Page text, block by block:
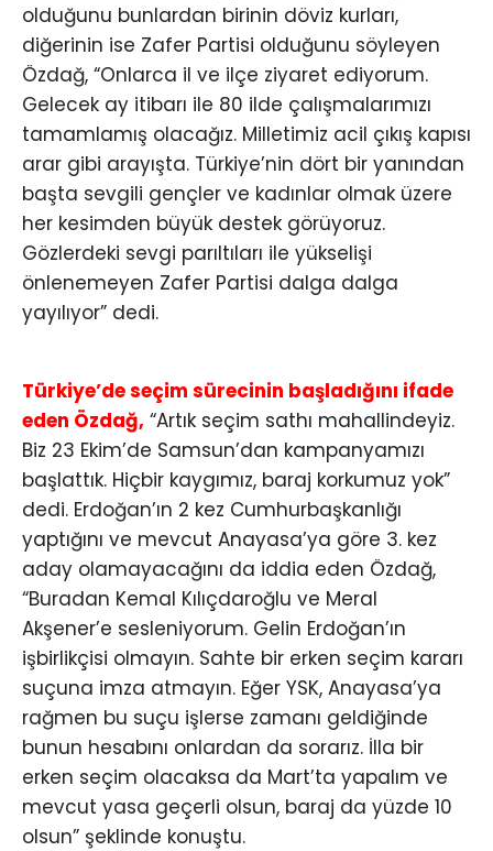
olduğunu bunlardan birinin döviz kurları,
diğerinin ise Zafer Partisi olduğunu söyleyen
Özdağ, “Onlarca il ve ilçe ziyaret ediyorum.
Gelecek ay itibarı ile 80 ilde çalışmalarımızı
tamamlamış olacağız. Milletimiz acil çıkış kapısı
arar gibi arayışta. Türkiye’nin dört bir yanından
başta sevgili gençler ve kadınlar olmak üzere
her kesimden büyük destek görüyoruz.
Gözlerdeki sevgi parıltıları ile yükselişi
önlenemeyen Zafer Partisi dalga dalga
yayılıyor” dedi.
Türkiye’de seçim sürecinin başladığını ifade
eden Özdağ, “Artık seçim sathı mahallindeyiz.
Biz 23 Ekim’de Samsun’dan kampanyamızı
başlattık. Hiçbir kaygımız, baraj korkumuz yok”
dedi. Erdoğan’ın 2 kez Cumhurbaşkanlığı
yaptığını ve mevcut Anayasa’ya göre 3. kez
aday olamayacağını da iddia eden Özdağ,
“Buradan Kemal Kılıçdaroğlu ve Meral
Akşener’e sesleniyorum. Gelin Erdoğan’ın
işbirlikçisi olmayın. Sahte bir erken seçim kararı
suçuna imza atmayın. Eğer YSK, Anayasa’ya
rağmen bu suçu işlerse zamanı geldiğinde
bunun hesabını onlardan da sorarız. İlla bir
erken seçim olacaksa da Mart’ta yapalım ve
mevcut yasa geçerli olsun, baraj da yüzde 10
olsun” şeklinde konuştu.